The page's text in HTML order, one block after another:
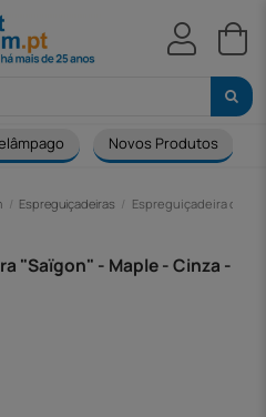
Novos Produtos
Espreguiçadeiras Espreguiçadeira de
"Saïgon" - Maple - Cinza -